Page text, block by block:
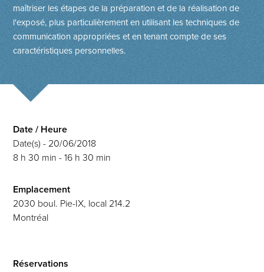
maîtriser les étapes de la préparation et de la réalisation de
l'exposé, plus particulièrement en utilisant les techniques de
communication appropriées et en tenant compte de ses
caractéristiques personnelles.
Date / Heure
Date(s) - 20/06/2018
8 h 30 min - 16 h 30 min
Emplacement
2030 boul. Pie-IX, local 214.2
Montréal
Réservations